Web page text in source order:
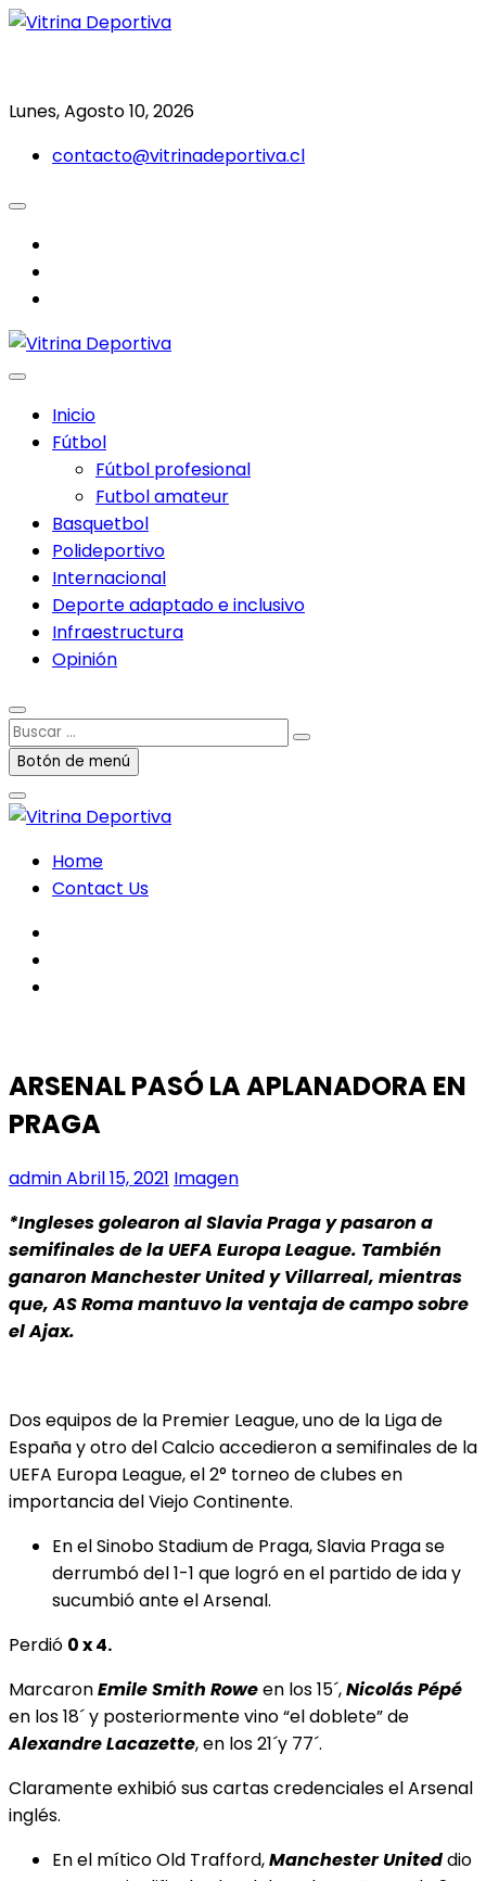
Saltar
Lunes, Agosto 10, 2026
contacto@vitrinadeportiva.cl
Inicio
Fútbol
Fútbol profesional
Futbol amateur
Basquetbol
Polideportivo
Internacional
Deporte adaptado e inclusivo
Infraestructura
Opinión
Buscar
…Botón de menú
Home
Contact Us
ARSENAL PASÓ LA APLANADORA EN
PRAGA
adminAbril 15, 2021 Imagen
*Ingleses golearon al Slavia Praga y pasaron a
semifinales de la UEFA Europa League. También
ganaron Manchester United y Villarreal, mientras
que, AS Roma mantuvo la ventaja de campo sobre
el Ajax.
Dos equipos de la Premier League, uno de la Liga de
España y otro del Calcio accedieron asemifinales de la
UEFA Europa League, el 2° torneo de clubes en
importancia del Viejo Continente.
En el Sinobo Stadium de Praga, Slavia Praga se
derrumbó del 1-1 que logró en el partido de ida y
sucumbió ante el Arsenal.
Perdió 0 x 4.
MarcaronEmile Smith Roween los 15´,Nicolás Pépé
en los 18´ y posteriormente vino “el doblete” de
Alexandre Lacazette, en los 21´y 77´.
Claramente exhibió sus cartas credenciales el Arsenal
inglés.
En el mítico Old Trafford,Manchester Uniteddio